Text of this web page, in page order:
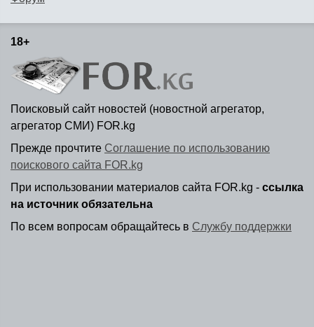
18+
Поисковый сайт новостей (новостной агрегатор,
агрегатор СМИ) FOR.kg
Прежде прочтите Соглашение по использованию
поискового сайта FOR.kg
При использовании материалов сайта FOR.kg - ссылка
на источник обязательна
По всем вопросам обращайтесь в Службу поддержки